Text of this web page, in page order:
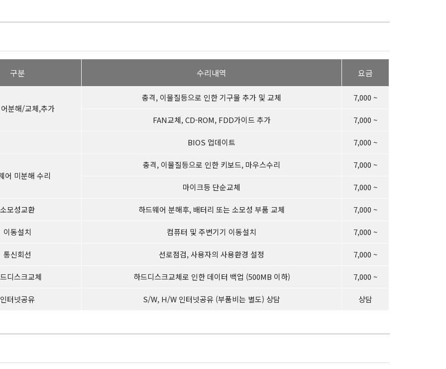
구분 수리내역 요금
분해/교체,추가
충격, 이물질등으로 인한 기구물 추가 및 교체 7,000 ~
FAN교체, CD-ROM, FDD가이드 추가 7,000 ~
BIOS 업데이트 7,000 ~
어 미분해 수리
충격, 이물질등으로 인한 키보드, 마우스수리 7,000 ~
마이크등 단순교체 7,000 ~
소모성교환 하드웨어 분해후, 배터리 또는 소모성 부품 교체 7,000 ~
이동설치 컴퓨터 및 주변기기 이동설치 7,000 ~
통신회선 선로점검, 사용자의 사용환경 설정 7,000 ~
디스크교체 하드디스크교체로 인한 데이터 백업 (500MB 이하) 7,000 ~
인터넷공유 S/W, H/W 인터넷공유 (부품비는 별도) 상담 상담